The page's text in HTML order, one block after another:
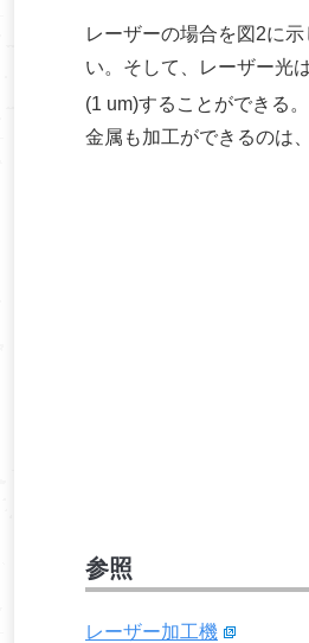
レーザーの場合を図2に
い。そして、レーザー光
(1 um)することができる
金属も加工ができるのは
参照
レーザー加工機